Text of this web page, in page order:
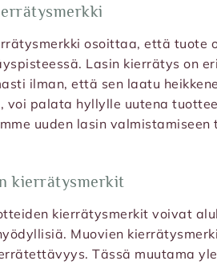
osoittaa, että
Lasin kierrätys on
ilman, että sen laatu
voi palata hyllylle uutena
uuden lasin
kierrätysmerkit
kierrätysmerkit voivat
Muovien
Tässä muutama